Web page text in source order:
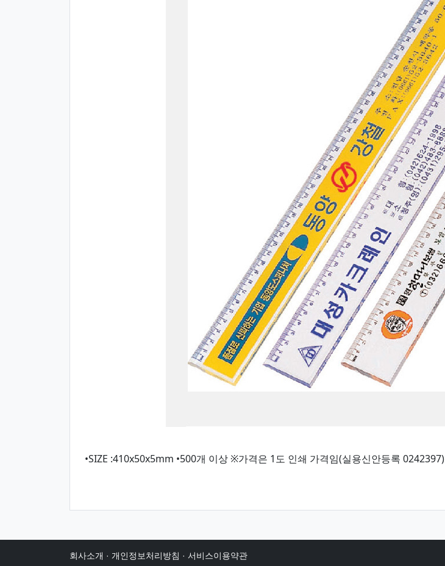
•SIZE :410x50x5mm •500개 이상 ※가격은 1도 인쇄 가격임(실용신안등록 0242397)
회사소개 · 개인정보처리방침 · 서비스이용약관